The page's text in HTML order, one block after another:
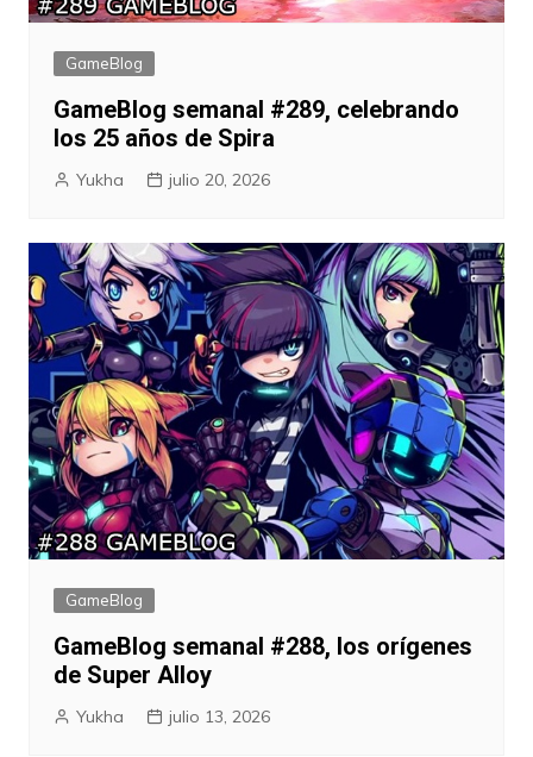
GameBlog
GameBlog semanal #289, celebrando
los 25 años de Spira
Yukha julio 20, 2026
GameBlog
GameBlog semanal #288, los orígenes
de Super Alloy
Yukha julio 13, 2026